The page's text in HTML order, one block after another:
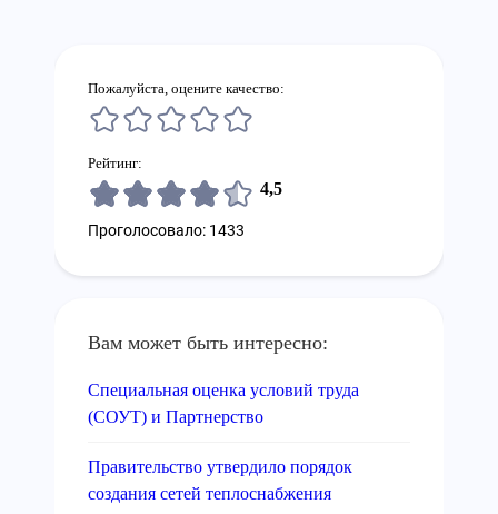
Пожалуйста, оцените качество:
Рейтинг:
4,5
Проголосовало: 1433
Вам может быть интересно:
Специальная оценка условий труда
(СОУТ) и Партнерство
Правительство утвердило порядок
создания сетей теплоснабжения